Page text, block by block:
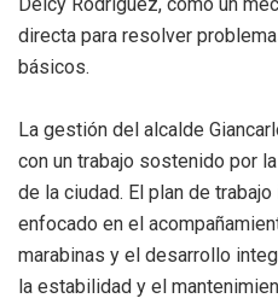
directa para resolver
básicos.
La gestión del alcalde
con un trabajo sostenido por
de la ciudad. El plan de
enfocado en el
marabinas y el desarrollo
la estabilidad y el